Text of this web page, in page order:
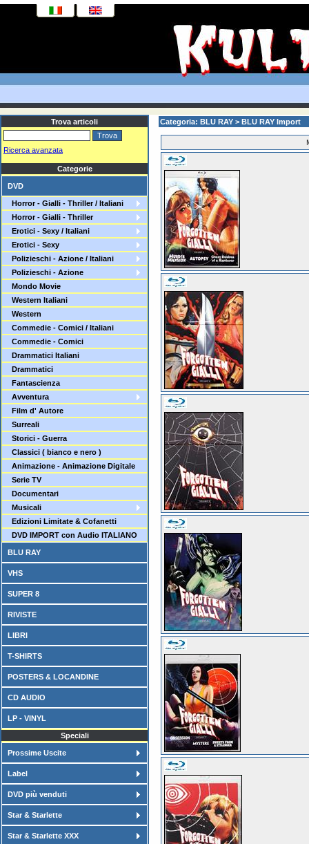
Trova articoli
Ricerca avanzata
Categorie
DVD
Horror - Gialli - Thriller / Italiani
Horror - Gialli - Thriller
Erotici - Sexy / Italiani
Erotici - Sexy
Polizieschi - Azione / Italiani
Polizieschi - Azione
Mondo Movie
Western Italiani
Western
Commedie - Comici / Italiani
Commedie - Comici
Drammatici Italiani
Drammatici
Fantascienza
Avventura
Film d' Autore
Surreali
Storici - Guerra
Classici ( bianco e nero )
Animazione - Animazione Digitale
Serie TV
Documentari
Musicali
Edizioni Limitate & Cofanetti
DVD IMPORT con Audio ITALIANO
BLU RAY
VHS
SUPER 8
RIVISTE
LIBRI
T-SHIRTS
POSTERS & LOCANDINE
CD AUDIO
LP - VINYL
Speciali
Prossime Uscite
Label
DVD più venduti
Star & Starlette
Star & Starlette XXX
Categoria: BLU RAY > BLU RAY Import